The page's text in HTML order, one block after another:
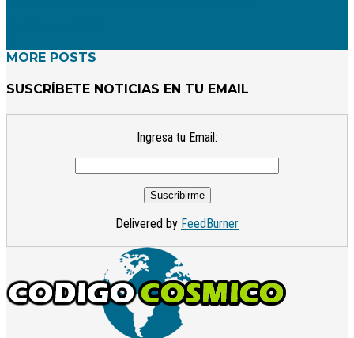
MORE POSTS
SUSCRÍBETE NOTICIAS EN TU EMAIL
Ingresa tu Email:
Delivered by FeedBurner